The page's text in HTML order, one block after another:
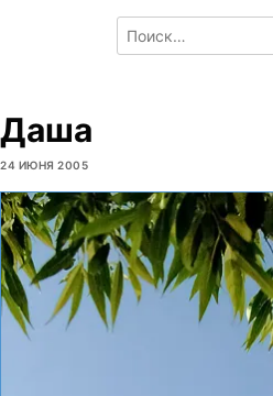
Search
for:
Даша
24 ИЮНЯ 2005